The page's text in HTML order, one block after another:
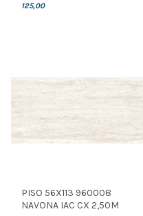
125,00
PISO 56X113 960008
NAVONA IAC CX 2,50M